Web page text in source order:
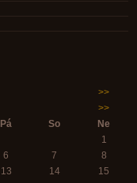
>>
>>
Pá So
Ne
1
6 7
8
13 14
15